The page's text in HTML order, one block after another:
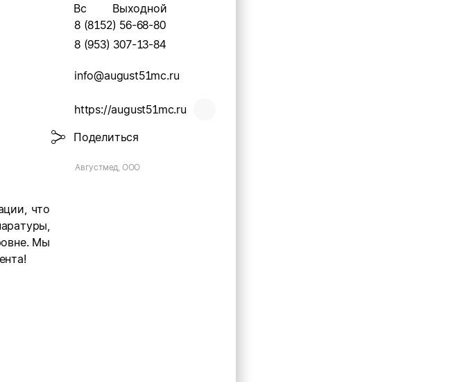
что
Мы
Вс
Выходной
8 (8152) 56-68-80
8 (953) 307-13-84
info@august51mc.ru
https://august51mc.ru
Поделиться
Августмед, ООО